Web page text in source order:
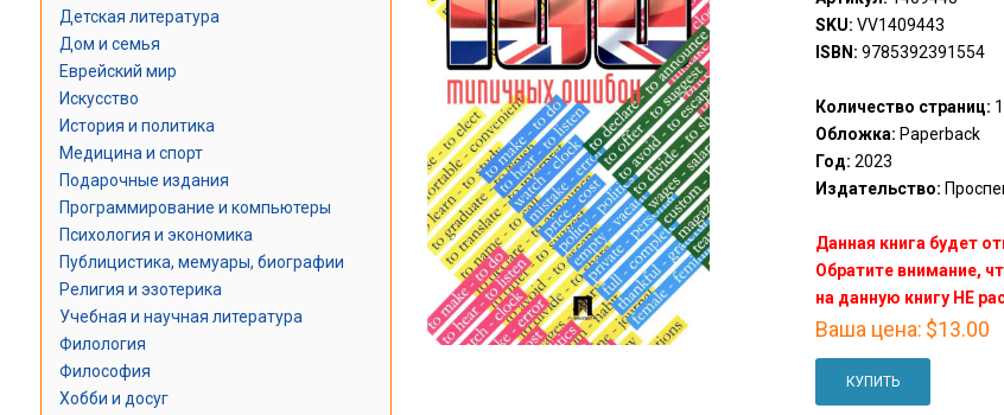
Детская литература
Дом и семья
Еврейский мир
Искусство
История и политика
Медицина и спорт
Подарочные издания
Программирование и компьютеры
Психология и экономика
Публицистика, мемуары, биографии
Религия и эзотерика
Учебная и научная литература
Филология
Философия
Хобби и досуг
SKU: VV1409443
ISBN: 9785392391554
Количество страниц:
Обложка: Paperback
Год: 2023
Издательство:
Данная книга будет
Обратите внимание,
на данную книгу НЕ
Ваша цена: $13.00
КУПИТЬ